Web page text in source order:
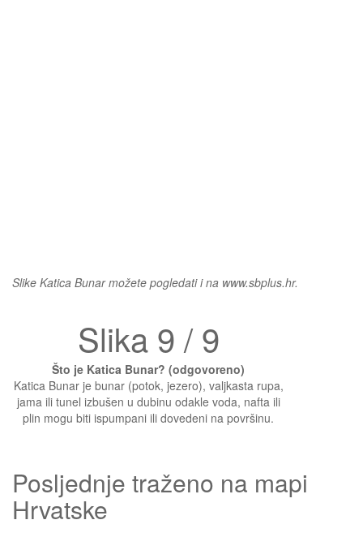
Slike Katica Bunar možete pogledati i na www.sbplus.hr.
Slika 9 / 9
Što je Katica Bunar? (odgovoreno)
Katica Bunar je bunar (potok, jezero), valjkasta rupa,
jama ili tunel izbušen u dubinu odakle voda, nafta ili
plin mogu biti ispumpani ili dovedeni na površinu.
Posljednje traženo na mapi
Hrvatske